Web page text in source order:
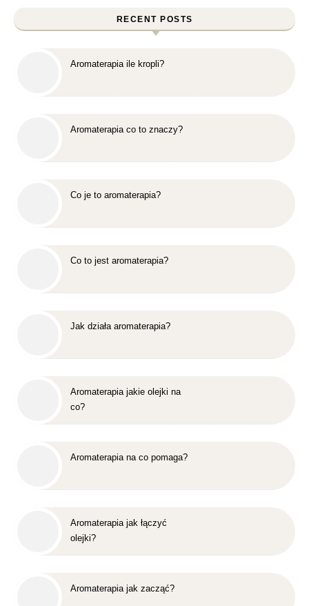
RECENT POSTS
Aromaterapia ile kropli?
Aromaterapia co to znaczy?
Co je to aromaterapia?
Co to jest aromaterapia?
Jak działa aromaterapia?
Aromaterapia jakie olejki na
co?
Aromaterapia na co pomaga?
Aromaterapia jak łączyć
olejki?
Aromaterapia jak zacząć?